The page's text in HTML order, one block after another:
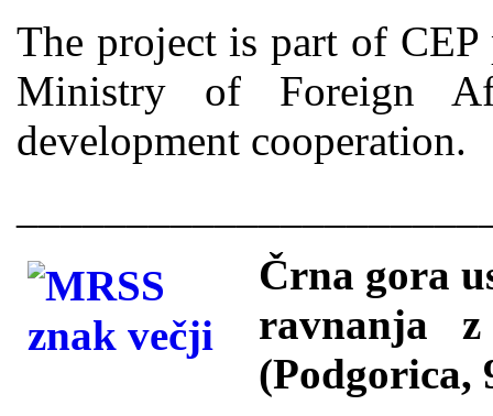
The project is part of
Ministry of Foreign
development cooperation.
Črna gora
ravnanja
(Podgorica,